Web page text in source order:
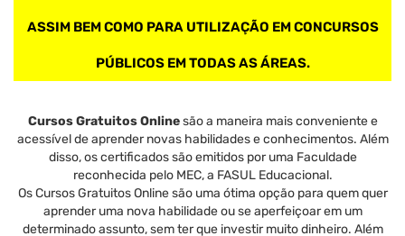
ASSIM BEM COMO PARA UTILIZAÇÃO EM CONCURSOS
PÚBLICOS EM TODAS AS ÁREAS.
Cursos Gratuitos Onlinesão a maneira mais conveniente e
acessível de aprender novas habilidades e conhecimentos. Além
disso, os certificados são emitidos por uma Faculdade
reconhecida pelo MEC, a FASUL Educacional.
Os Cursos Gratuitos Online são uma ótima opção para quem quer
aprender uma nova habilidade ou se aperfeiçoar em um
determinado assunto, sem ter que investir muito dinheiro. Além